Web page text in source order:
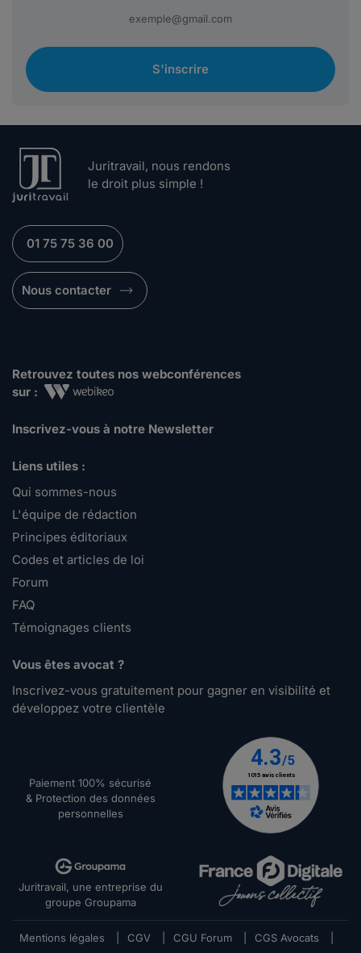
S'inscrire
Juritravail, nous rendons
le droit plus simple !
01 75 75 36 00
Nous contacter
Retrouvez toutes nos webconférences
sur :
Inscrivez-vous à notre Newsletter
Liens utiles :
Qui sommes-nous
L'équipe de rédaction
Principes éditoriaux
Codes et articles de loi
Forum
FAQ
Témoignages clients
Vous êtes avocat ?
Inscrivez-vous gratuitement pour gagner en visibilité et
développez votre clientèle
Paiement 100% sécurisé
& Protection des données
personnelles
Juritravail, une entreprise du
groupe Groupama
Mentions légales CGV CGU Forum CGS Avocats